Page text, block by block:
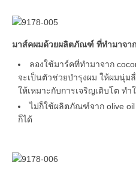
มาส์คผมด้วยผลิตภัณฑ์ ที่ทำมาจา
ลองใช้มาร์คที่ทำมาจาก
จะเป็นตัวช่วยบำรุงผม ให้ผมนุ่ม
ให้เหมาะกับการเจริญเติบโต ทำ
ไม่ก็ใช้ผลิตภัณฑ์จาก olive oil
ก็ได้